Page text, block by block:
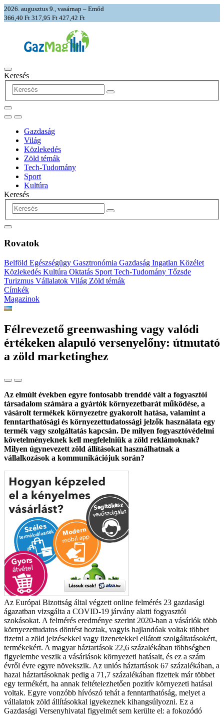
2026. augusztus 9., vasárnap – Emőd
366,40 Ft 317,95 Ft 427,42 Ft
Keresés
Gazdaság
Világ
Közlekedés
Zöld témák
Tech-Tudomány
Sport
Kultúra
Keresés
Rovatok
Belföld Egészségügy Gasztronómia Gazdaság Ingatlan Közélet
Közlekedés Kultúra Oktatás Sport Tech-Tudomány Tőzsde
Turizmus Vállalatok Világ Zöld témák
Címkék
Magazinok
Félrevezető greenwashing vagy valódi
értékeken alapuló versenyelőny: útmutató
a zöld marketinghez
Az elmúlt években egyre fontosabb trenddé vált a fogyasztói
társadalom számára a gyártók környezetbarát működése, a
vásárolt termékek környezetre gyakorolt hatása, valamint a
fenntarthatósági és környezettudatossági jelzők használata egy
termék vagy szolgáltatás kapcsán. De milyen fogyasztóvédelmi
követelményeknek kell megfelelniük a zöld reklámoknak?
Milyen úgynevezett zöld állításokat használhatnak a
vállalkozások a kommunikációjuk során?
Az Európai Bizottság által végzett online felmérés 23 gazdasági
ágazatban vizsgálta a COVID-19 járvány alatti fogyasztói
szokásokat. A felmérés eredménye szerint 2020-ban a vásárlók több
környezettudatos döntést hoztak, vagyis hajlandóak voltak többet
fizetni a zöld jelzésekkel vagy üzenetekkel ellátott szolgáltatásokért,
termékekért. A magyar háztartások 22,6 százalékában többségben
figyelembe veszik a vásárlások környezeti hatásait, és ez a szám
évről évre egyre növekszik. Az uniós háztartások 67 százalékában, a
hazai háztartásoknak pedig a 71,7 százalékában fizettek már többet
egy termékért, ha annak feltételezhetően pozitív környezeti hatásai
voltak. Egyre vonzóbb hívószó tehát a fenntarthatóság, melyet a
vállalatok zöld állításokkal igyekeznek kihangsúlyozni. Ez a
Gazdasági Versenyhivatal figyelmét sem kerülte el: a fokozódó